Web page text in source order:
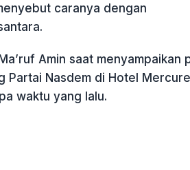
caranya dengan
Amin saat menyampaikan
Partai Nasdem di Hotel Mercure,
waktu yang lalu.